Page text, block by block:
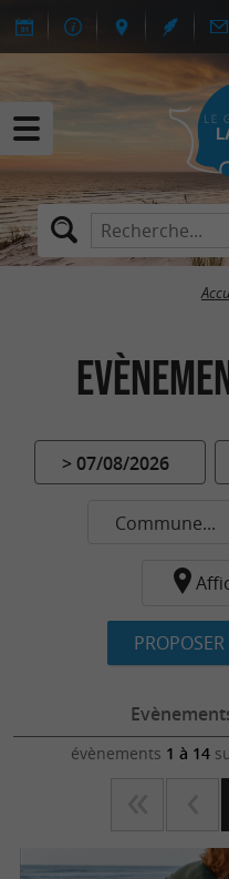
> 07/08/2026
Commune...
évènements 1 à 14